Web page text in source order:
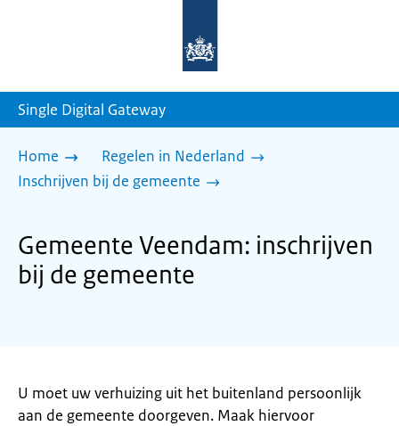
homepage
Single Digital Gateway
Home
Regelen in Nederland
Inschrijven bij de gemeente
Gemeente Veendam: inschrijven
bij de gemeente
U moet uw verhuizing uit het buitenland persoonlijk
aan de gemeente doorgeven. Maak hiervoor